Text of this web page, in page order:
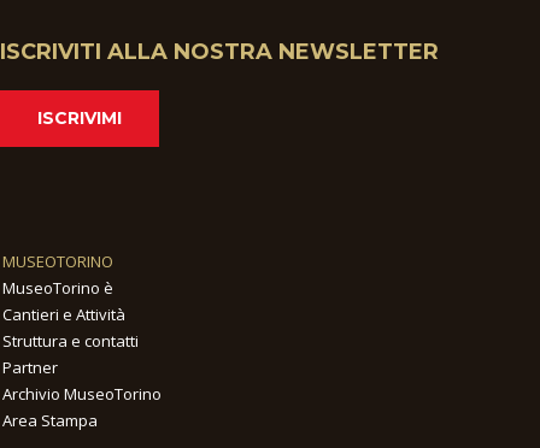
ISCRIVITI ALLA NOSTRA NEWSLETTER
ISCRIVIMI
MUSEOTORINO
MuseoTorino è
Cantieri e Attività
Struttura e contatti
Partner
Archivio MuseoTorino
Area Stampa